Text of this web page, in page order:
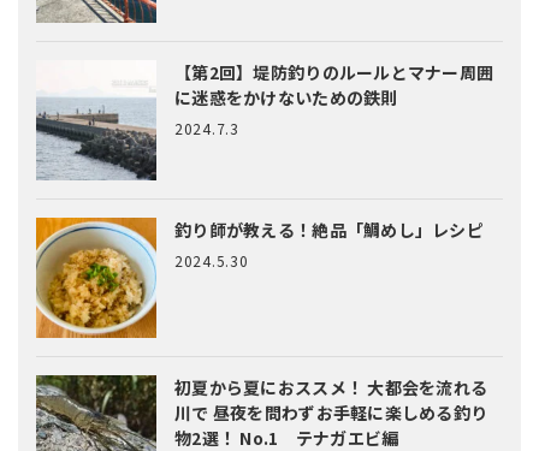
【第2回】堤防釣りのルールとマナー周囲
に迷惑をかけないための鉄則
2024.7.3
釣り師が教える！絶品「鯛めし」レシピ
2024.5.30
初夏から夏におススメ！ 大都会を流れる
川で 昼夜を問わずお手軽に楽しめる釣り
物2選！ No.1 テナガエビ編